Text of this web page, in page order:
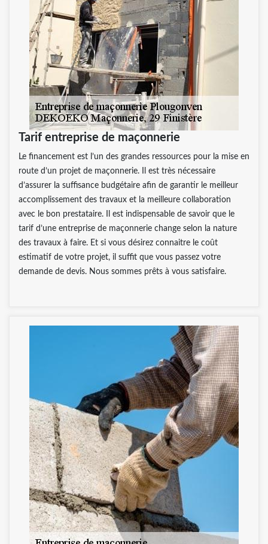
Tarif entreprise de maçonnerie
Le financement est l’un des grandes ressources pour la mise en
route d’un projet de maçonnerie. Il est très nécessaire
d’assurer la suffisance budgétaire afin de garantir le meilleur
accomplissement des travaux et la meilleure collaboration
avec le bon prestataire. Il est indispensable de savoir que le
tarif d’une entreprise de maçonnerie change selon la nature
des travaux à faire. Et si vous désirez connaitre le coût
estimatif de votre projet, il suffit que vous passez votre
demande de devis. Nous sommes prêts à vous satisfaire.